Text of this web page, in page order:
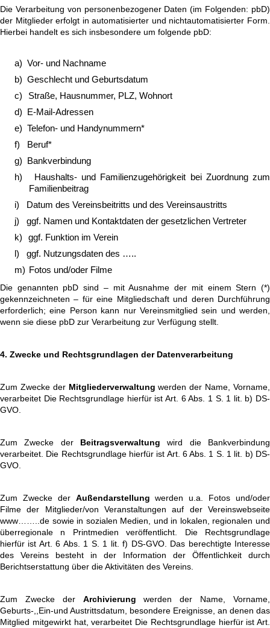
Die Verarbeitung von personenbezogener Daten (im Folgenden: pbD)
der Mitglieder erfolgt in automatisierter und nichtautomatisierter Form.
Hierbei handelt es sich insbesondere um folgende pbD:
a) Vor- und Nachname
b) Geschlecht und Geburtsdatum
c)
Straße, Hausnummer, PLZ, Wohnort
d)
E-Mail-Adressen
e) Telefon- und Handynummern*
f)
Beruf*
g)
Bankverbindung
h)
Haushalts- und Familienzugehörigkeit bei Zuordnung zum
Familienbeitrag
i)
Datum des Vereinsbeitritts und des Vereinsaustritts
j)
ggf. Namen und Kontaktdaten der gesetzlichen Vertreter
k)
ggf. Funktion im Verein
l)
ggf. Nutzungsdaten des …..
m) Fotos und/oder Filme
Die genannten pbD sind – mit Ausnahme der mit einem Stern (*)
gekennzeichneten – für eine Mitgliedschaft und deren Durchführung
erforderlich; eine Person kann nur Vereinsmitglied sein und werden,
wenn sie diese pbD zur Verarbeitung zur Verfügung stellt.
4. Zwecke und Rechtsgrundlagen der Datenverarbeitung
Zum Zwecke der Mitgliederverwaltung werden der Name, Vorname,
verarbeitet Die Rechtsgrundlage hierfür ist Art. 6 Abs. 1 S. 1 lit. b) DS-
GVO.
Zum Zwecke der Beitragsverwaltung wird die Bankverbindung
verarbeitet. Die Rechtsgrundlage hierfür ist Art. 6 Abs. 1 S. 1 lit. b) DS-
GVO.
Zum Zwecke der Außendarstellung werden u.a. Fotos und/oder
Filme der Mitglieder/von Veranstaltungen auf der Vereinswebseite
www……..de sowie in sozialen Medien, und in lokalen, regionalen und
überregionale n Printmedien veröffentlicht. Die Rechtsgrundlage
hierfür ist Art. 6 Abs. 1 S. 1 lit. f) DS-GVO. Das berechtigte Interesse
des Vereins besteht in der Information der Öffentlichkeit durch
Berichtserstattung über die Aktivitäten des Vereins.
Zum Zwecke der Archivierung werden der Name, Vorname,
Geburts-,,Ein-und Austrittsdatum, besondere Ereignisse, an denen das
Mitglied mitgewirkt hat, verarbeitet Die Rechtsgrundlage hierfür ist Art.